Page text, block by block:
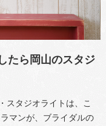
たら岡山のスタジ
スタジオライトは、こ
マンが、ブライダルの